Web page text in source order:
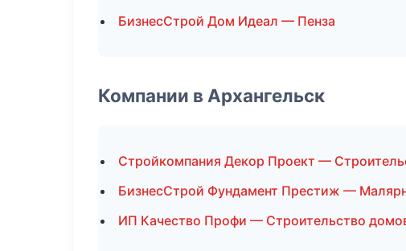
БизнесСтрой Дом Идеал — Пенза
Компании в Архангельск
Стройкомпания Декор Проект —
БизнесСтрой Фундамент Престиж —
ИП Качество Профи — Строительство